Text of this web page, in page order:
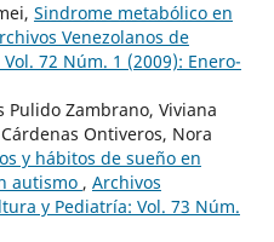
Sindrome metabólico en
Venezolanos de
72 Núm. 1 (2009): Enero-
Zambrano, Viviana
Ontiveros, Nora
y hábitos de sueño en
autismo , Archivos
y Pediatría: Vol. 73 Núm.